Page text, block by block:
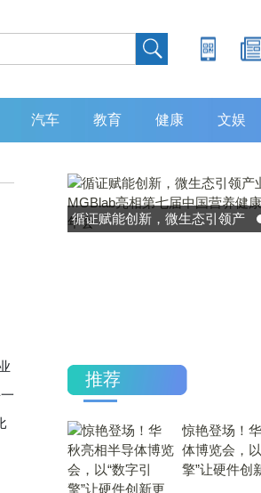
汽车 教育 健康 文娱
灵敏度超 80% 特异性 99%！
推荐
惊艳登场！
体博览会，
擎”让硬件创